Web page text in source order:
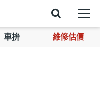
車拚 維修估價